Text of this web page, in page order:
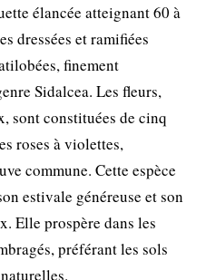
élancée atteignant 60 à
dressées et ramifiées
finement
Sidalcea. Les fleurs,
sont constituées de cinq
roses à violettes,
commune. Cette espèce
estivale généreuse et son
Elle prospère dans les
préférant les sols